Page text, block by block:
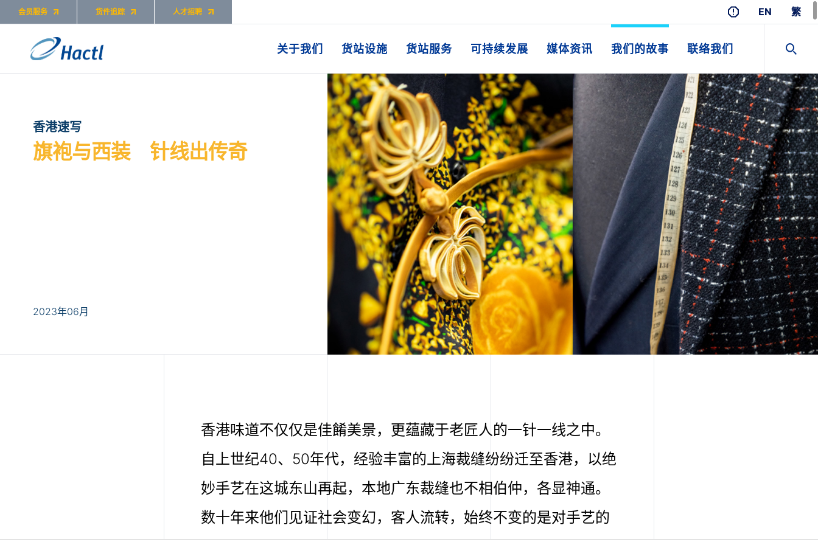
会员服务 货件追踪 人才招聘 EN 繁
关于我们 货站设施 货站服务 可持续发展 媒体资讯 我们的故事 联络我们
香港速写
旗袍与西装 针线出传奇
2023年06月
香港味道不仅仅是佳餚美景，更蕴藏于老匠人的一针一线之中。
自上世纪40、50年代，经验丰富的上海裁缝纷纷迁至香港，以绝
妙手艺在这城东山再起，本地广东裁缝也不相伯仲，各显神通。
数十年来他们见证社会变幻，客人流转，始终不变的是对手艺的